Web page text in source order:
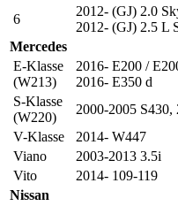
6
2012- (GJ) 2.0
2012- (GJ) 2.5 L
Mercedes
E-Klasse
(W213)
2016- E200 /
2016- E350 d
S-Klasse
(W220)
2000-2005 S430,
V-Klasse
2014- W447
Viano
2003-2013 3.5i
Vito
2014- 109-119
Nissan